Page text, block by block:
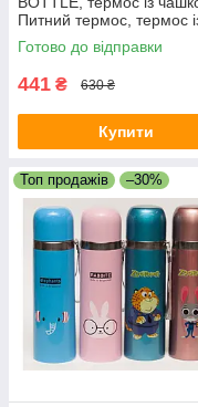
Питний термос, термос
кришкою
Готово до відправки
441 ₴ 630 ₴
Купити
Топ продажів –30%